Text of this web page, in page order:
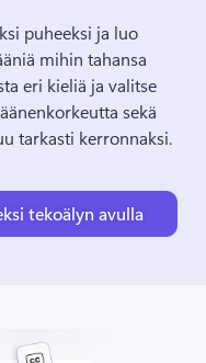
puheeksi ja luo
mihin tahansa
eri kieliä ja valitse
sekä
tarkasti kerronnaksi.
tekoälyn avulla